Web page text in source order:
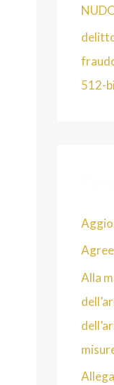
512-
Alla